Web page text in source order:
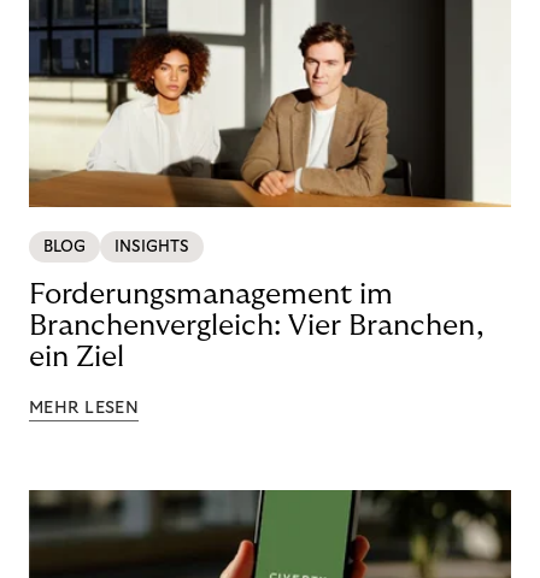
BLOG INSIGHTS
Forderungsmanagement im
Branchenvergleich: Vier Branchen,
ein Ziel
MEHR LESEN